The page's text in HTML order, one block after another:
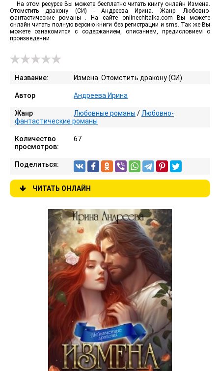
На этом ресурсе Вы можете бесплатно читать книгу онлайн Измена.
Отомстить дракону (СИ) - Андреева Ирина. Жанр: Любовно-
фантастические романы . На сайте onlinechitalka.com Вы можете
онлайн читать полную версию книги без регистрации и sms. Так же Вы
можете ознакомится с содержанием, описанием, предисловием о
произведении
Название: Измена. Отомстить дракону (СИ)
Автор Андреева Ирина
Жанр Любовные романы / Любовно-
фантастические романы
Количество
просмотров:
67
Поделиться:
ЧИТАТЬ ОНЛАЙН